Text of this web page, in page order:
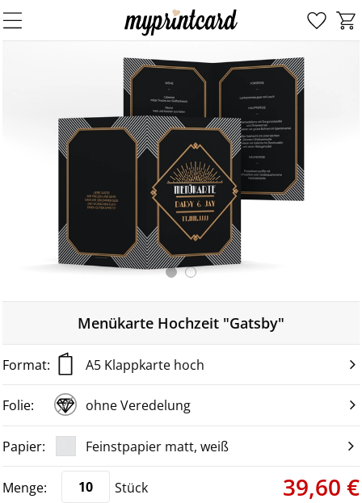
Menükarte Hochzeit "Gatsby"
A5 Klappkarte hoch
ohne Veredelung
Feinstpapier matt, weiß
Stück 39,60 €